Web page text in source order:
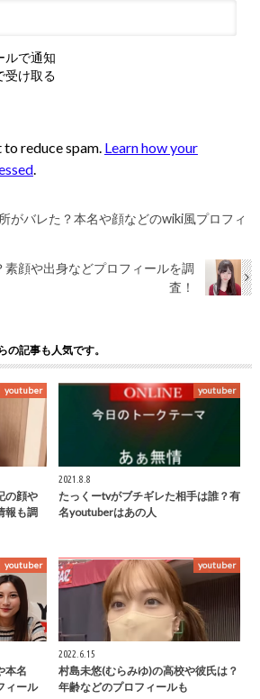
ルで通知
受け取る
reduce spam. Learn how your
.
がバレた？本名や顔などのwiki風プロフィ
顔や出身などプロフィールを調
査！
の記事も人気です。
youtuber
の顔や
報も調
youtuber
2021.8.8
たっくーtvがブチギレた相手は誰？有
名youtuberはあの人
youtuber
本名
ィール
youtuber
2022.6.15
村島未悠(むらみゆ)の高校や彼氏は？
年齢などのプロフィールも